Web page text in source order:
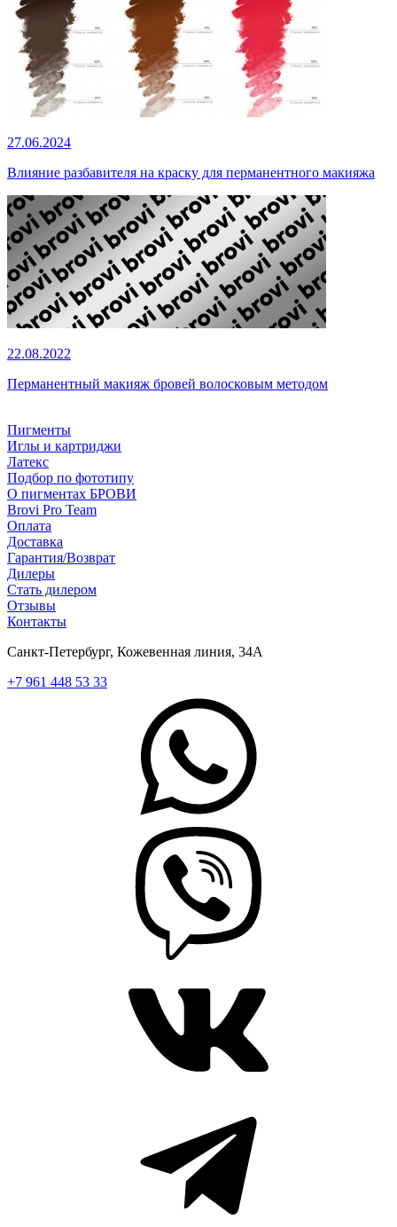
27.06.2024
Влияние разбавителя на краску для перманентного макияжа
22.08.2022
Перманентный макияж бровей волосковым методом
Пигменты
Иглы и картриджи
Латекс
Подбор по фототипу
О пигментах БРОВИ
Brovi Pro Team
Оплата
Доставка
Гарантия/Возврат
Дилеры
Стать дилером
Отзывы
Контакты
Санкт-Петербург, Кожевенная линия, 34А
+7 961 448 53 33